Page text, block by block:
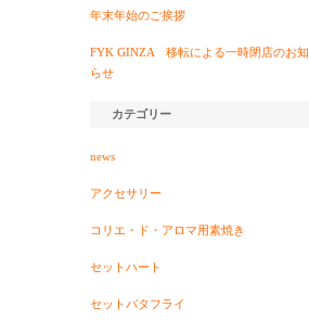
年末年始のご挨拶
FYK GINZA 移転による一時閉店のお知
らせ
カテゴリー
news
アクセサリー
コリエ・ド・アロマ用素焼き
セットハート
セットバタフライ